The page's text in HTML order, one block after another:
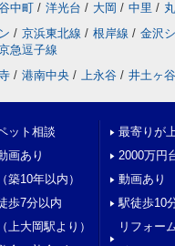
中町 / 洋光台 / 大岡 / 中里 /
/ 京浜東北線 / 根岸線 / 金沢
急逗子線
/ 港南中央 / 上永谷 / 井土ヶ谷
ット相談
画あり
（築10年以内）
歩7分以内
（上大岡駅より）
最寄りが
2000万円
動画あり
駅徒歩10
リフォー